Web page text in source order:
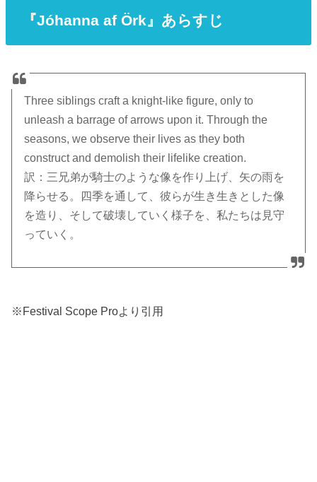
『Jóhanna af Örk』あらすじ
Three siblings craft a knight-like figure, only to
unleash a barrage of arrows upon it. Through the
seasons, we observe their lives as they both
construct and demolish their lifelike creation.
訳：三兄弟が騎士のような像を作り上げ、矢の雨を
降らせる。四季を通して、彼らが生き生きとした像
を造り、そして破壊していく様子を、私たちは見守
っていく。
※Festival Scope Proより引用